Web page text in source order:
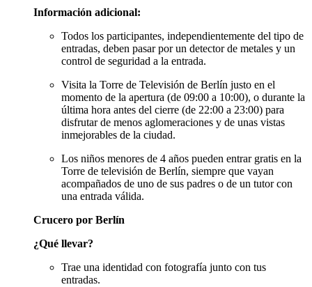
Información adicional:
Todos los participantes, independientemente del tipo de
entradas, deben pasar por un detector de metales y un
control de seguridad a la entrada.
Visita la Torre de Televisión de Berlín justo en el
momento de la apertura (de 09:00 a 10:00), o durante la
última hora antes del cierre (de 22:00 a 23:00) para
disfrutar de menos aglomeraciones y de unas vistas
inmejorables de la ciudad.
Los niños menores de 4 años pueden entrar gratis en la
Torre de televisión de Berlín, siempre que vayan
acompañados de uno de sus padres o de un tutor con
una entrada válida.
Crucero por Berlín
¿Qué llevar?
Trae una identidad con fotografía junto con tus
entradas.